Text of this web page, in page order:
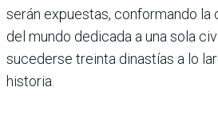
serán expuestas, conformando la
del mundo dedicada a una sola
sucederse treinta dinastías a lo
historia.